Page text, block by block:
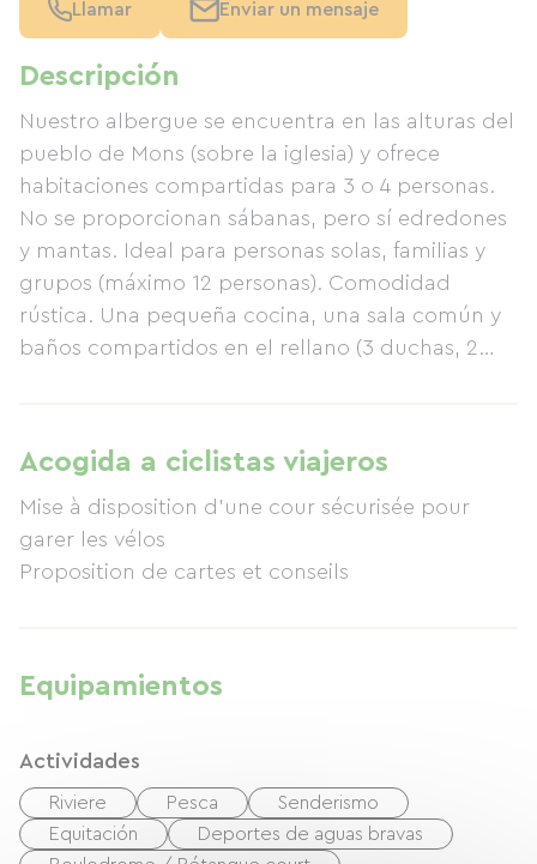
Descripción
Nuestro albergue se encuentra en las alturas del
pueblo de Mons (sobre la iglesia) y ofrece
habitaciones compartidas para 3 o 4 personas.
No se proporcionan sábanas, pero sí edredones
y mantas. Ideal para personas solas, familias y
grupos (máximo 12 personas). Comodidad
rústica. Una pequeña cocina, una sala común y
baños compartidos en el rellano (3 duchas, 2
media pensión) y una terraza. Un patio
disponible para aparcar bicicletas. A un paso del
albergue: las excepcionales Gargantas de Héric,
una joya del Parque Natural Regional del Alto
Languedoc, perfectas para un refrescante baño.
Acogida a ciclistas viajeros
Mise à disposition d'une cour sécurisée pour
garer les vélos
Proposition de cartes et conseils
Equipamientos
Actividades
Riviere Pesca
Senderismo
Equitación
Deportes de aguas bravas
Llamar Enviar un mensaje